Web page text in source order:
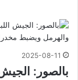
2025-08-11
بالصور: